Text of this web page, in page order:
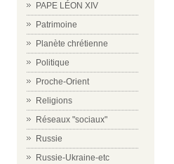
PAPE LÉON XIV
Patrimoine
Planète chrétienne
Politique
Proche-Orient
Religions
Réseaux "sociaux"
Russie
Russie-Ukraine-etc